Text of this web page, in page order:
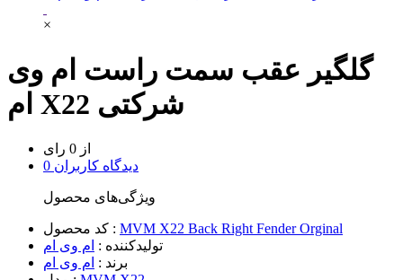
×
گلگیر عقب سمت راست ام وی
ام X22 شرکتی
از 0 رای
0 دیدگاه کاربران
ویژگی‌های محصول
کد محصول : MVM X22 Back Right Fender Orginal
تولیدکننده : ام وی ام
برند : ام وی ام